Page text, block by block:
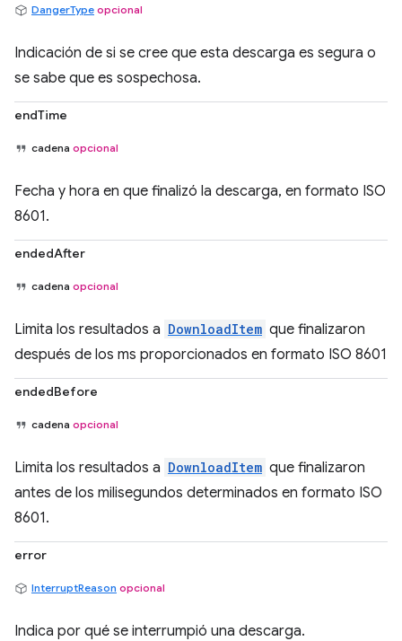
DangerType opcional
Indicación de si se cree que esta descarga es segura o
se sabe que es sospechosa.
endTime
cadena opcional
Fecha y hora en que finalizó la descarga, en formato ISO
8601.
endedAfter
cadena opcional
Limita los resultados a DownloadItem que finalizaron
después de los ms proporcionados en formato ISO 8601
endedBefore
cadena opcional
Limita los resultados a DownloadItem que finalizaron
antes de los milisegundos determinados en formato ISO
8601.
error
InterruptReason opcional
Indica por qué se interrumpió una descarga.